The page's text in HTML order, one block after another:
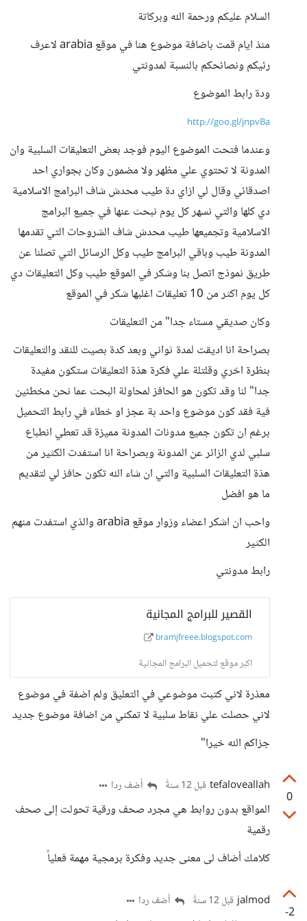
السلام عليكم ورحمة الله وبركاتة
منذ ايام قمت باضافة موضوع هنا في موقع arabia لاعرف
رئيكم ونصائحكم بالنسبة لمدونتي
ودة رابط الموضوع
http://goo.gl/jnpvBa
وعندما فتحت الموضوع اليوم فوجد بعض التعليقات السلبية وان
المدونة لا تحتوي علي مظهر ولا مضمون وكان بجواري احد
اصدقائي وقال لي ازاي دة طيب محدش شاف البرامج الاسلامية
دي كلها والتي نسهر كل يوم نبحث عنها في جميع البرامج
الاسلامية وتجميعها طيب محدش شاف الشروحات التي تقدمها
المدونة طيب وباقي البرامج طيب وكل الرسائل التي تصلنا عن
طريق نموذج اتصل بنا وشكر في الموقع طيب وكل التعليقات دي
كل يوم اكثر من 10 تعليقات اغلبها شكر في الموقع
وكان صديقي مستاء جدا" من التعليقات
بصراحة انا اديقت لمدة ثواني وبعد كدة بصيت للنقد والتعليقات
بنظرة اخري وقلتلة علي فكرة هذة التعليقات ستكون مفيدة
جدا" لنا وقد تكون هو الحافز لمحاولة البحث عما نحن مخطئين
فية فقد كون موضوع واحد بة عجز او خطاء في رابط التحميل
برغم ان تكون جميع مدونات المدونة مميزة قد تعطي انطباع
سلبي لدي الزائر عن المدونة وبصراحة انا استفدت الكثير من
هذة التعليقات السلبية والتي ان شاء الله تكون حافز لي لتقديم
ما هو افضل
واحب ان اشكر اعضاء وزوار موقع arabia والذي استفدت منهم
الكثير
رابط مدونتي
القصير للبرامج المجانية
bramjfreee.blogspot.com
اكبر موقع لتحميل البرامج المجانية
معذرة لاني كتبت موضوعي في التعليق ولم اضفة في موضوع
لاني حصلت علي نقاط سلبية لا تمكني من اضافة موضوع جديد
جزاكم الله خيرا"
0
tefaloveallah قبل 12 سنةً أضف ردا
المواقع بدون روابط هي مجرد صحف ورقية تحولت إلى صحف
رقمية
كلامك أضاف لى معنى جديد وفكرة برمجية مهمة فعلياً
-2
jalmod قبل 12 سنةً أضف ردا